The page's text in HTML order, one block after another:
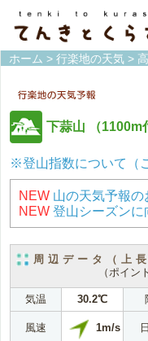
ホーム > 行楽地の天気 >
下蒜山 （1100m
※登山指数について（
NEW 山の天気予報の
NEW 登山シーズンに
周辺データ（上
（ポイン
気温 30.2℃
風速 1m/s